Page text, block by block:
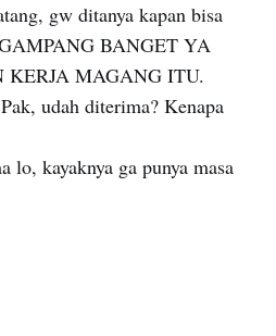
gw ditanya kapan bisa
BANGET YA
KERJA MAGANG ITU.
udah diterima? Kenapa
kayaknya ga punya masa